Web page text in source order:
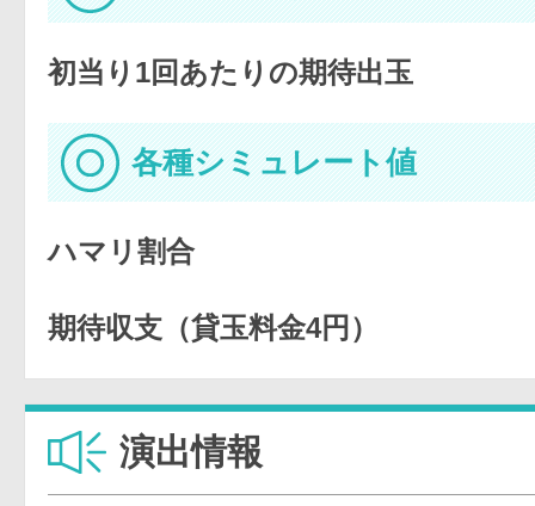
初当り1回あたりの期待出玉
各種シミュレート値
ハマリ割合
期待収支（貸玉料金4円）
演出情報